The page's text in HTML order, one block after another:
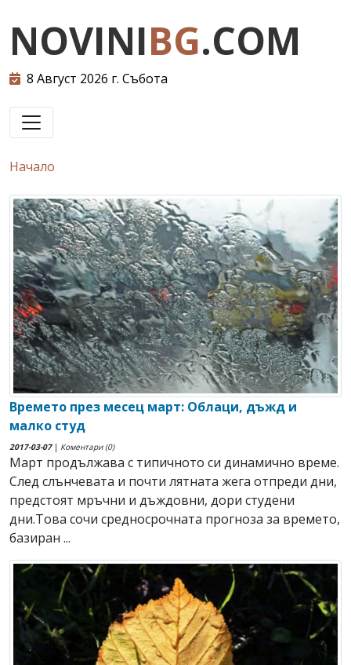
NOVINIBG.COM
8 Август 2026 г. Събота
Начало
Времето през месец март: Облаци, дъжд и
малко студ
2017-03-07| Коментари (0)
Март продължава с типичното си динамично време.
След слънчевата и почти лятната жега отпреди дни,
предстоят мръчни и дъждовни, дори студени
дни.Това сочи средносрочната прогноза за времето,
базиран ...